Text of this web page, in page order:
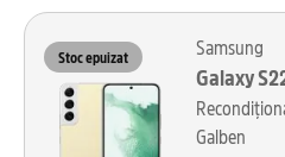
Stoc epuizat Samsung
Galaxy
Galben